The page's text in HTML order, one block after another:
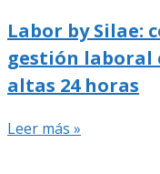
Labor by Silae:
gestión
altas 24 horas
Leer más »